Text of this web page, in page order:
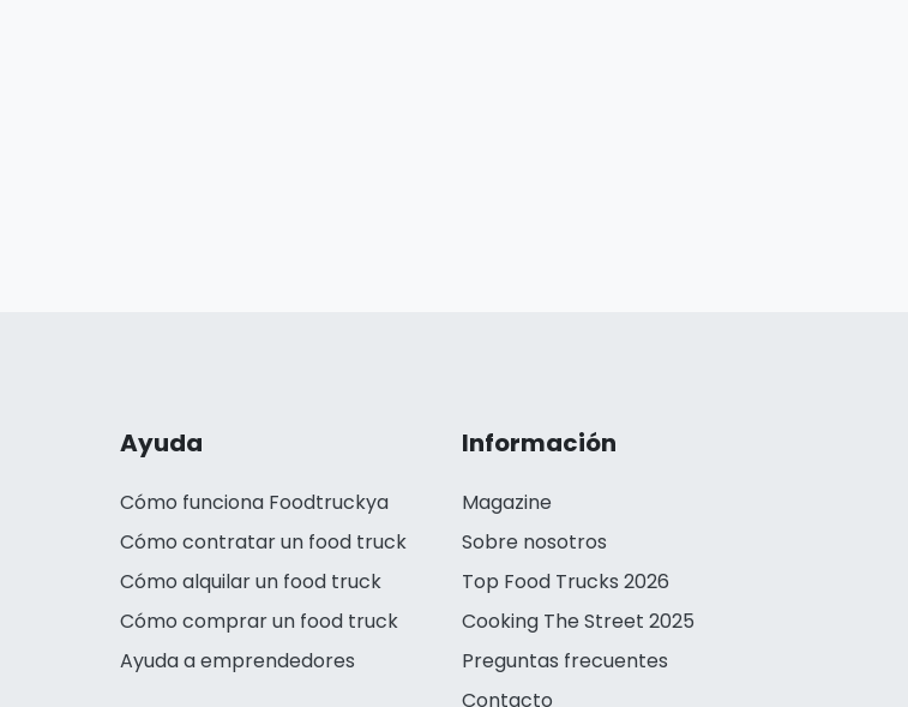
Ayuda
Cómo funciona Foodtruckya
Cómo contratar un food truck
Cómo alquilar un food truck
Cómo comprar un food truck
Ayuda a emprendedores
Información
Magazine
Sobre nosotros
Top Food Trucks 2026
Cooking The Street 2025
Preguntas frecuentes
Contacto